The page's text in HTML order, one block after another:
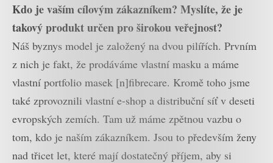
Kdo je vaším cílovým zákazníkem? Myslíte, že je
takový produkt určen pro širokou veřejnost?
Náš byznys model je založený na dvou pilířích. Prvním
z nich je fakt, že prodáváme vlastní masku a máme
vlastní portfolio masek [n]fibrecare. Kromě toho jsme
také zprovoznili vlastní e-shop a distribuční síť v deseti
evropských zemích. Tam už máme zpětnou vazbu o
tom, kdo je naším zákazníkem. Jsou to především ženy
nad třicet let, které mají dostatečný příjem, aby si